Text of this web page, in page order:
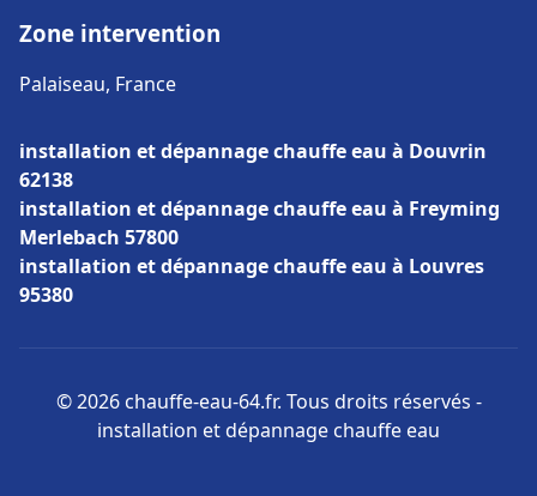
Zone intervention
Palaiseau, France
installation et dépannage chauffe eau à Douvrin
62138
installation et dépannage chauffe eau à Freyming
Merlebach 57800
installation et dépannage chauffe eau à Louvres
95380
© 2026 chauffe-eau-64.fr. Tous droits réservés -
installation et dépannage chauffe eau